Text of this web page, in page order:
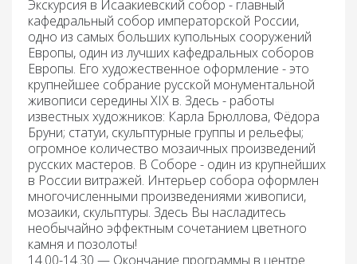
Экскурсия в Исаакиевский собор - главный
кафедральный собор императорской России,
одно из самых больших купольных сооружений
Европы, один из лучших кафедральных соборов
Европы. Его художественное оформление - это
крупнейшее собрание русской монументальной
живописи середины XIX в. Здесь - работы
известных художников: Карла Брюллова, Фёдора
Бруни; статуи, скульптурные группы и рельефы;
огромное количество мозаичных произведений
русских мастеров. В Соборе - один из крупнейших
в России витражей. Интерьер собора оформлен
многочисленными произведениями живописи,
мозаики, скульптуры. Здесь Вы насладитесь
необычайно эффектным сочетанием цветного
камня и позолоты!
14.00-14.30 — Окончание программы в центре